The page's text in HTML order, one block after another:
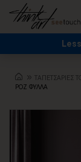
TΑΠΕΤΣΑΡΙΕΣ
ΡΟΖ ΦΥΛΛΑ